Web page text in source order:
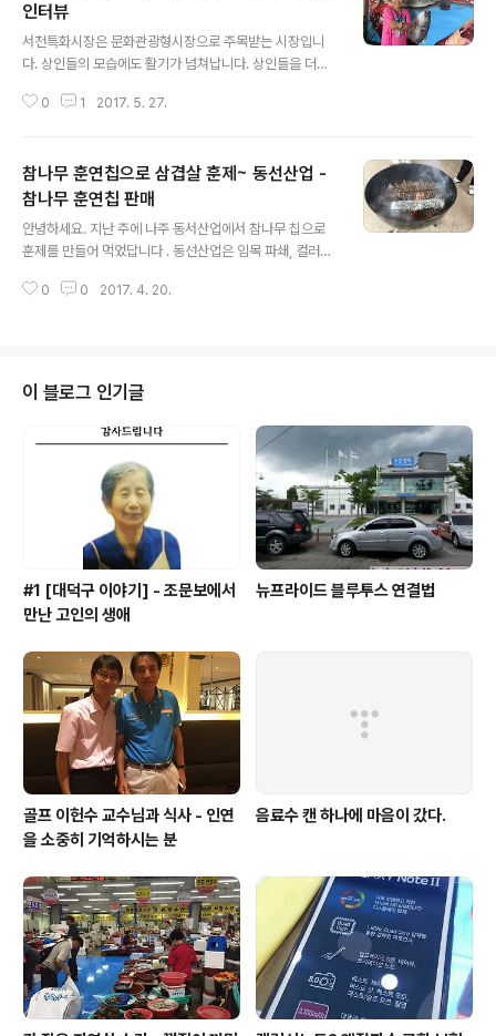
의사가 되기 전에 이미 양방 의사 면허를 갖고 있었다.(경희
대학교 한의과대학 졸업/중앙대학교 의과대학 졸업) 함께
진료하는 동료 중에 김권 원장(경희대학교 한의과대학 졸
업/고려대학교 의과대학 졸업) 또한 그렇다. 동의보감, 향
약집성방, 동의수세보원, 상한론 등 예전에 집필된 한의학
인터뷰
서천특화시장은 문화관광형시장으로 주목받는 시장입니
다. 상인들의 모습에도 활기가 넘쳐납니다. 상인들을 더욱
다. 그것은 바로 상인동아리입니다. 서천특화시장은 2016
이정숙 강사님을 만났습니다 . 시작하기 전 잠시 여유가 있
을 때, 동아리 활동에 대해서 짧은 이야기를 나누었습니다.
상인동아리, 자신을 위한 선물입니다. -노래교실은 언제 열
리나요? 매주 화요일 오후 2시 30분부터 한 시간 동안 진
행됩니다. -노래교실을 오후에 하면 그 시각에 장사해야 하
는 상인들이 부담갖지는 않나요? 시장 상인분들에게 '자기
0 1 2017. 5. 27.
참나무 훈연칩으로 삼겹살 훈제~ 동선산업 -
참나무 훈연칩 판매
안녕하세요. 지난 주에 나주 동서산업에서 참나무 칩으로
훈제를 만들어 먹었답니다 . 동선산업은 임목 파쇄, 컬러우
되었답니다. 참나무 훈연칩은 훈제를 할 때, 불과 같이 피우
개 넣는데, 동서산업에서 한 훈제는 100% 참나무 칩 사용
입니다. ^^; 고기를 호일로 싸서 올려놓은 뒤 뚜껑을 닫아놓
습니다. 웨버그릴은 바람구멍을 조절할 수 있는데요. 잘 조
절해서 약 30-40분 가량 훈증으로 익힙니다. 40분 가량
지나서 삼겹살 하나를 꺼냈습니다. 기름기가 쏘~옥 빠진
모습이죠? ^^ 삼..
0 0 2017. 4. 20.
이 블로그 인기글
#1 [대덕구 이야기] - 조문보에서
만난 고인의 생애
뉴프라이드 블루투스 연결법
골프 이헌수 교수님과 식사 - 인연
을 소중히 기억하시는 분
음료수 캔 하나에 마음이 갔다.